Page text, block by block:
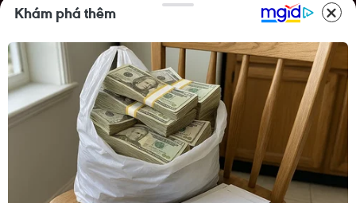
Sri Lanka xét xử vụ đánh bom khủng
bố năm 2019 khiến 267 người chết
23/11/2021 11:03
Mỹ buộc tội 3 người Sri Lanka liên
Khám phá thêm